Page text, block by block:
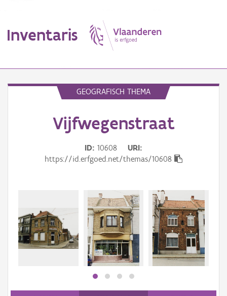
Inventaris
Gebeurtenis
Persoon of collectief
GEOGRAFISCH THEMA
Vijfwegenstraat
ID 10608
URI
https://id.erfgoed.net/themas/10608